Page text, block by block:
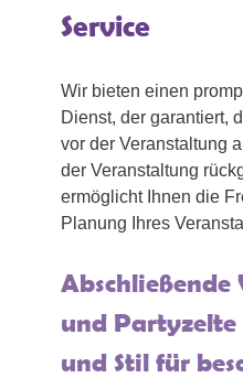
Service
Wir bieten einen
Dienst, der garantiert,
vor der Veranstaltung
der Veranstaltung
ermöglicht Ihnen die
Planung Ihres
Abschließende
und
und Stil für